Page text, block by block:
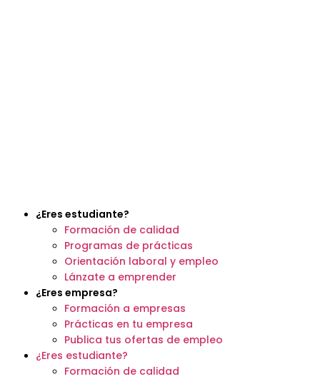
¿Eres estudiante?
Formación de calidad
Programas de prácticas
Orientación laboral y empleo
Lánzate a emprender
¿Eres empresa?
Formación a empresas
Prácticas en tu empresa
Publica tus ofertas de empleo
¿Eres estudiante?
Formación de calidad